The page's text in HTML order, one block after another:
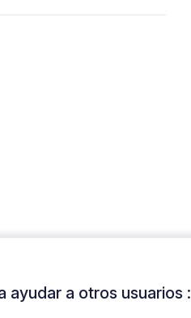
ayudar a otros usuarios :